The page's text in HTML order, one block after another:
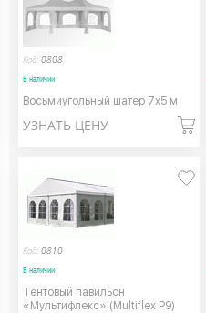
Код: 0808
В наличии
Восьмиугольный шатер 7х5 м
УЗНАТЬ ЦЕНУ
Код: 0810
В наличии
Тентовый павильон
«Мультифлекс» (Multiflex P9)